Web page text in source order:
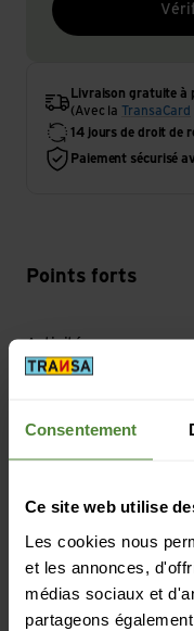
Consentement
Ce site web utilise
Les cookies nous
et les annonces,
médias sociaux et
partageons
Livraison gratuite à
(Avec la
TransaCard
14 jours de droit de
Paiement sécurisé
Points forts
Activité
Vélo | Voyages
Propriété du matériau
Propriétés du
séchage rapide |
indéformable | durable